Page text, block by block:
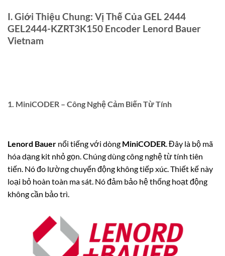
I. Giới Thiệu Chung: Vị Thế Của GEL 2444
GEL2444-KZRT3K150 Encoder Lenord Bauer
Vietnam
1. MiniCODER – Công Nghệ Cảm Biến Từ Tính
Lenord Bauer nổi tiếng với dòng MiniCODER. Đây là bộ mã
hóa dạng kit nhỏ gọn. Chúng dùng công nghệ từ tính tiên
tiến. Nó đo lường chuyển động không tiếp xúc. Thiết kế này
loại bỏ hoàn toàn ma sát. Nó đảm bảo hệ thống hoạt động
không cần bảo trì.